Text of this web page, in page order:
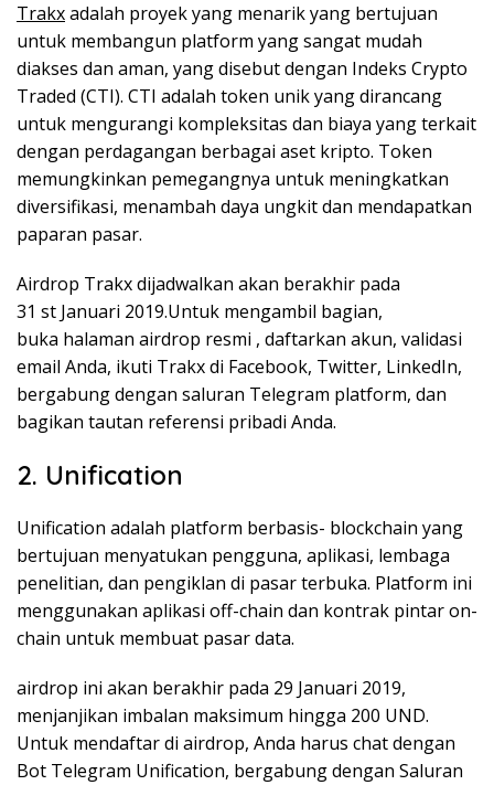
Trakxadalah proyek yang menarik yang bertujuan
untuk membangun platform yang sangat mudah
diakses dan aman, yang disebut dengan Indeks Crypto
Traded (CTI). CTI adalah token unik yang dirancang
untuk mengurangi kompleksitas dan biaya yang terkait
dengan perdagangan berbagai aset kripto. Token
memungkinkan pemegangnya untuk meningkatkan
diversifikasi, menambah daya ungkit dan mendapatkan
paparan pasar.
Airdrop Trakx dijadwalkan akan berakhir pada
31 st Januari 2019.Untuk mengambil bagian,
buka halaman airdrop resmi , daftarkan akun, validasi
email Anda, ikuti Trakx di Facebook, Twitter, LinkedIn,
bergabung dengan saluran Telegram platform, dan
bagikan tautan referensi pribadi Anda.
2. Unification
Unification adalah platform berbasis- blockchain yang
bertujuan menyatukan pengguna, aplikasi, lembaga
penelitian, dan pengiklan di pasar terbuka. Platform ini
menggunakan aplikasi off-chain dan kontrak pintar on-
chain untuk membuat pasar data.
airdrop ini akan berakhir pada 29 Januari 2019,
menjanjikan imbalan maksimum hingga 200 UND.
Untuk mendaftar di airdrop, Anda harus chat dengan
Bot Telegram Unification, bergabung dengan Saluran